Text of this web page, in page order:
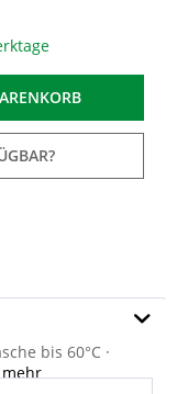
bis 60°C ·